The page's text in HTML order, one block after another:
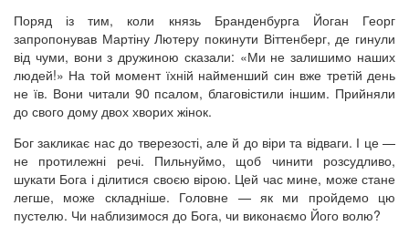
Поряд із тим, коли князь Бранденбурга Йоган Георг
запропонував Мартіну Лютеру покинути Віттенберг, де гинули
від чуми, вони з дружиною сказали: «Ми не залишимо наших
людей!» На той момент їхній найменший син вже третій день
не їв. Вони читали 90 псалом, благовістили іншим. Прийняли
до свого дому двох хворих жінок.
Бог закликає нас до тверезості, але й до віри та відваги. І це —
не протилежні речі. Пильнуймо, щоб чинити розсудливо,
шукати Бога і ділитися своєю вірою. Цей час мине, може стане
легше, може складніше. Головне — як ми пройдемо цю
пустелю. Чи наблизимося до Бога, чи виконаємо Його волю?